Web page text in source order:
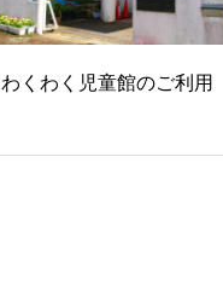
わくわく児童館のご利用